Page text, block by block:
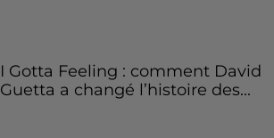
I Gotta Feeling : comment David
Guetta a changé l’histoire des...